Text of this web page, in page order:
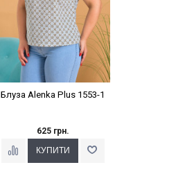
Блуза Alenka Plus 1553-1
625 грн.